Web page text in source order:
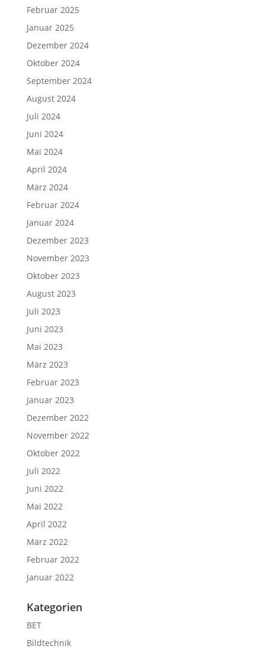
Februar 2025
Januar 2025
Dezember 2024
Oktober 2024
September 2024
August 2024
Juli 2024
Juni 2024
Mai 2024
April 2024
März 2024
Februar 2024
Januar 2024
Dezember 2023
November 2023
Oktober 2023
August 2023
Juli 2023
Juni 2023
Mai 2023
März 2023
Februar 2023
Januar 2023
Dezember 2022
November 2022
Oktober 2022
Juli 2022
Juni 2022
Mai 2022
April 2022
März 2022
Februar 2022
Januar 2022
Kategorien
BET
Bildtechnik